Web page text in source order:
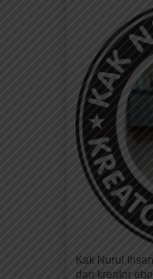
Kak Nurul
dan kreator